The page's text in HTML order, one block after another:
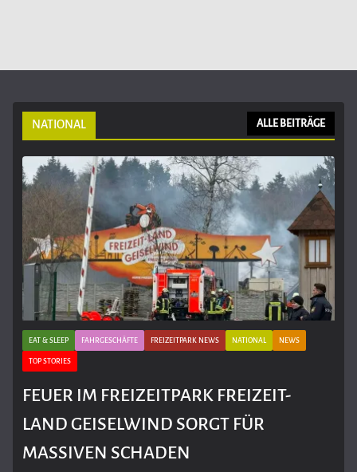
NATIONAL ALLE BEITRÄGE
EAT & SLEEP FAHRGESCHÄFTE FREIZEITPARK NEWS NATIONAL NEWS
TOP STORIES
FEUER IM FREIZEITPARK FREIZEIT-
LAND GEISELWIND SORGT FÜR
MASSIVEN SCHADEN